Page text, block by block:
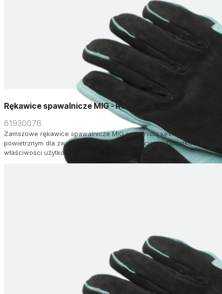
Rękawice spawalnicze MIG - Rozmiar 9
81930078
Zamszowe rękawice spawalnicze MIG szyte nicią kevlarową.
powietrznym dla zwiększonej odporności na ciepło. Dodatkowe
właściwości użytkowych.